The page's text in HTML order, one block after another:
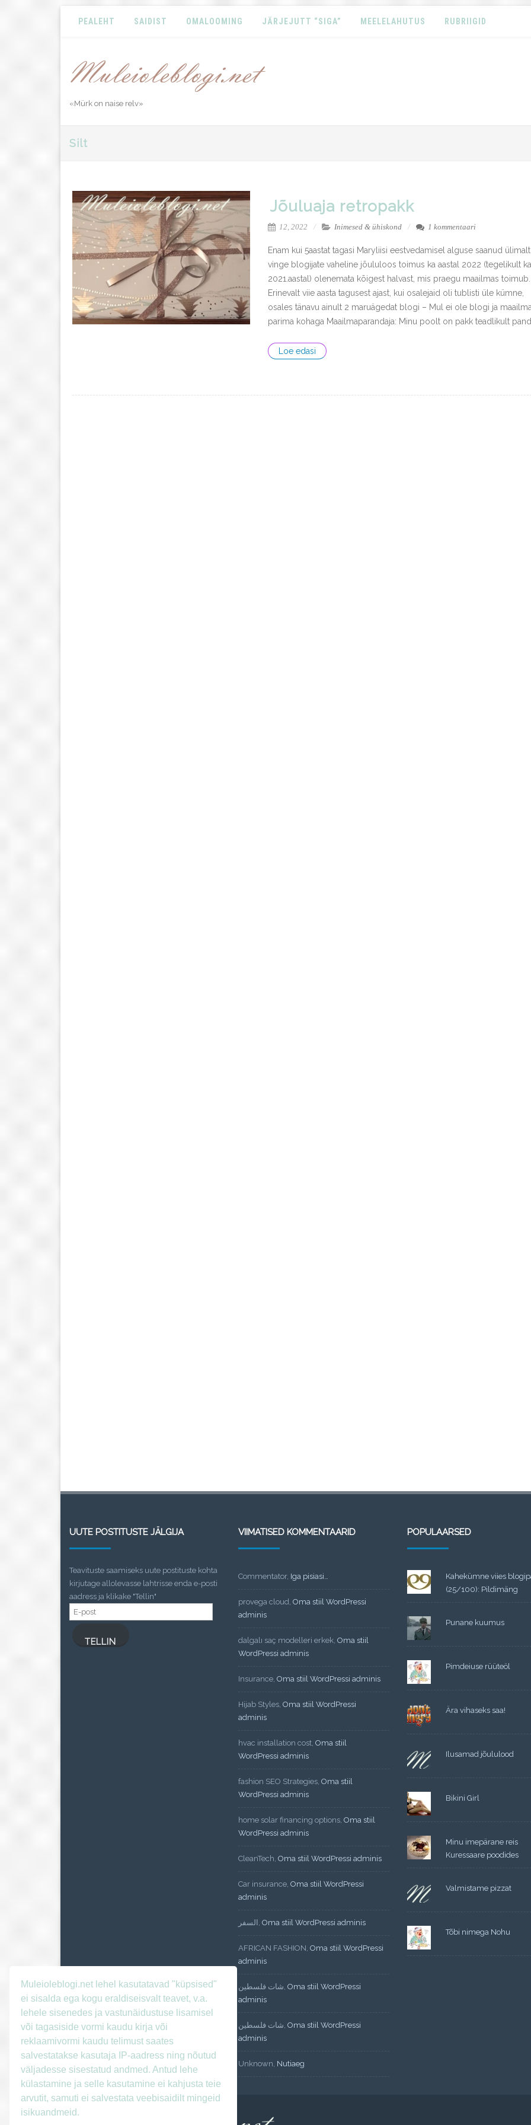
PEALEHT SAIDIST OMALOOMING JÄRJEJUTT “SIGA” MEELELAHUTUS RUBRIIGID
«Mürk on naise relv»
Silt
Jõuluaja retropakk
12, 2022 Inimesed & ühiskond 1 kommentaari
Enam kui 5aastat tagasi Maryliisi eestvedamisel alguse saanud ülimalt
vinge blogijate vaheline jõululoos toimus ka aastal 2022 (tegelikult ka
2021.aastal) olenemata kõigest halvast, mis praegu maailmas toimub.
Erinevalt viie aasta tagusest ajast, kui osalejaid oli tublisti üle kümne,
osales tänavu ainult 2 maruägedat blogi – Mul ei ole blogi ja
parima kohaga Maailmaparandaja: Minu poolt on pakk teadlikult
Loe edasi
UUTE POSTITUSTE JÄLGIJA
Teavituste saamiseks uute postituste kohta
kirjutage allolevasse lahtrisse enda e-posti
aadress ja klikake "Tellin"
E-
post
TELLIN
VIIMATISED KOMMENTAARID
Commentator, Iga pisiasi…
provega cloud Oma stiil WordPressi
adminis
dalgalı saç modelleri erkek Oma stiil
WordPressi adminis
Insurance Oma stiil WordPressi adminis
Hijab Styles Oma stiil WordPressi
adminis
hvac installation cost Oma stiil
WordPressi adminis
fashion SEO Strategies Oma stiil
WordPressi adminis
home solar financing options Oma stiil
WordPressi adminis
CleanTech Oma stiil WordPressi adminis
Car insurance Oma stiil WordPressi
adminis
السفر Oma stiil WordPressi adminis
AFRICAN FASHION Oma stiil WordPressi
adminis
شات فلسطين Oma stiil WordPressi
adminis
شات فلسطين Oma stiil WordPressi
adminis
Unknown Nutiaeg
POPULAARSED
Kahekümne viies
(25/100): Pildimäng
Punane kuumus
Pimdeiuse rüüteöl
Ära vihaseks saa!
Ilusamad jõululood
Bikini Girl
Minu imepärane reis
Kuressaare poodides
Valmistame pizzat
Tõbi nimega Nohu
Muleioleblogi.net lehel kasutatavad "küpsised"
ei sisalda ega kogu eraldiseisvalt teavet, v.a.
lehele sisenedes ja vastunäidustuse lisamisel
või tagasiside vormi kaudu kirja või
reklaamivormi kaudu telimust saates
salvestatakse kasutaja IP-aadress ning nõutud
väljadesse sisestatud andmed. Antud lehe
külastamine ja selle kasutamine ei kahjusta teie
arvutit, samuti ei salvestata veebisaidilt mingeid
isikuandmeid.